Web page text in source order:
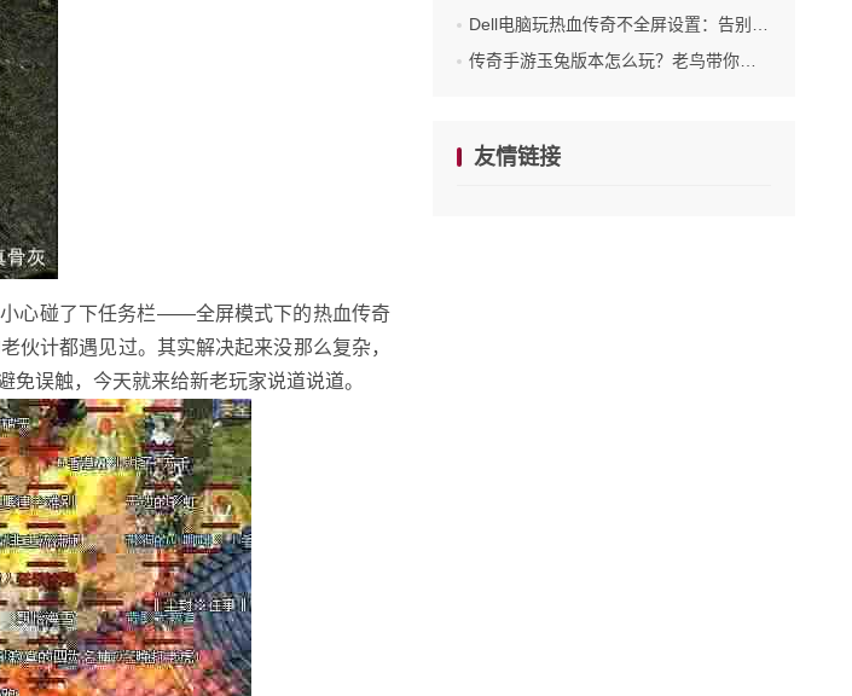
心碰了下任务栏——全屏模式下的热血传奇
伙计都遇见过。其实解决起来没那么复杂，
误触，今天就来给新老玩家说道说道。
Dell电脑玩热血传奇不全屏设置：告别卡顿与误触的实用技巧
传奇手游玉兔版本怎么玩？老鸟带你摸透升级打宝全套路
友情链接